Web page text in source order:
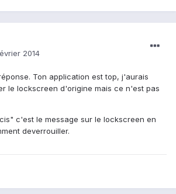
2014
Ton application est top, j'aurais
le lockscreen d'origine mais ce n'est pas
c'est le message sur le lockscreen en
deverrouiller.